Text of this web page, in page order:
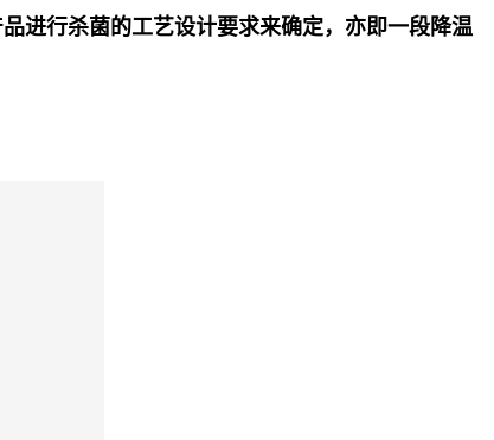
进行杀菌的工艺设计要求来确定，亦即一段降温